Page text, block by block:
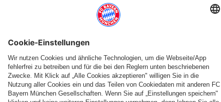
DAS KÖNNTE DICH INTERESSIEREN
FRAUENTICKETSFRAUENMYFCBAYERN